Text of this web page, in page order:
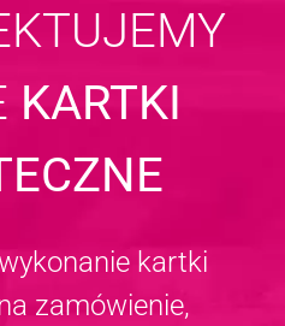
KARTKI
kartki
zamówienie,